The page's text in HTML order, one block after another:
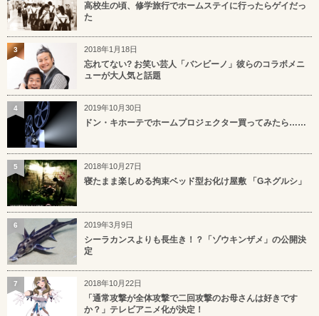
高校生の頃、修学旅行でホームステイに行ったらゲイだっ
た
2018年1月18日
忘れてない? お笑い芸人「バンビーノ」彼らのコラボメニ
ューが大人気と話題
3
2019年10月30日
ドン・キホーテでホームプロジェクター買ってみたら……
4
2018年10月27日
寝たまま楽しめる拘束ベッド型お化け屋敷 「Gネグルシ」
5
2019年3月9日
シーラカンスよりも長生き！？「ゾウキンザメ」の公開決
定
6
2018年10月22日
「通常攻撃が全体攻撃で二回攻撃のお母さんは好きです
か？」テレビアニメ化が決定！
7